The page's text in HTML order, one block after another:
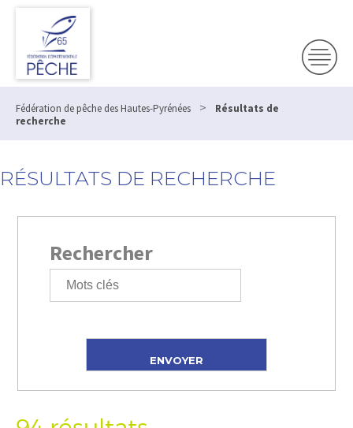
Fédération de pêche des Hautes-Pyrénées >
Résultats de
recherche
RÉSULTATS DE RECHERCHE
Rechercher